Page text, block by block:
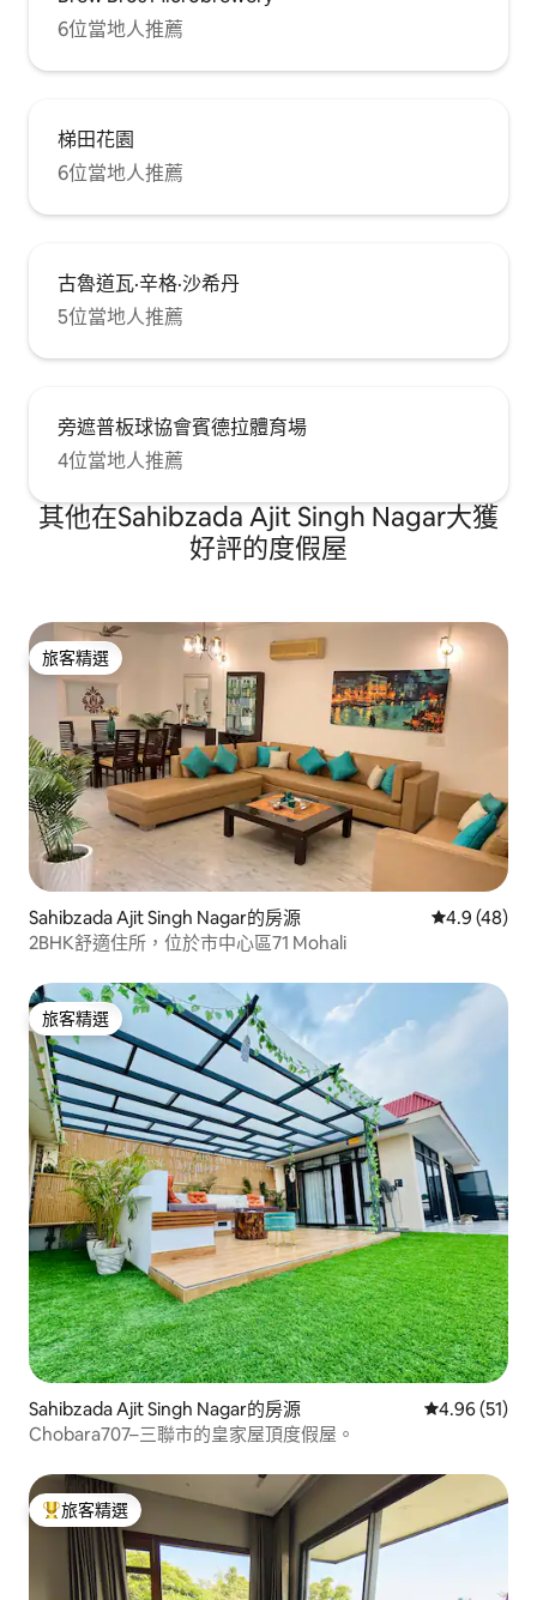
6位當地人推薦
梯田花園
6位當地人推薦
古魯道瓦·辛格·沙希丹
5位當地人推薦
旁遮普板球協會賓德拉體育場
4位當地人推薦
其他在Sahibzada Ajit Singh Nagar大獲
好評的度假屋
旅客精選
旅客精選
Sahibzada Ajit Singh Nagar的房源 從 48 則評
4.9 (48)
2BHK舒適住所，位於市中心區71 Mohali
旅客精選
旅客精選
Sahibzada Ajit Singh Nagar的房源 從 51 則評價
4.96 (51)
Chobara707–三聯市的皇家屋頂度假屋。
旅客精選榜首
旅客精選